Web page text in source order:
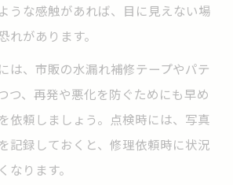
うな感触があれば、目に見えない場
れがあります。
は、市販の水漏れ補修テープやパテ
つ、再発や悪化を防ぐためにも早め
依頼しましょう。点検時には、写真
記録しておくと、修理依頼時に状況
なります。